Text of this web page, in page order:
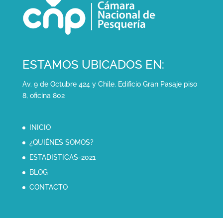
ESTAMOS UBICADOS EN:
Av. 9 de Octubre 424 y Chile. Edificio Gran Pasaje piso
8, oficina 802
INICIO
¿QUIÉNES SOMOS?
ESTADISTICAS-2021
BLOG
CONTACTO